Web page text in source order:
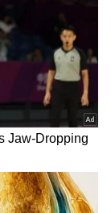
దగ్గరగా
ఉంచితే..
వెళ్లదు.
గణనీయంగా
తీసుకునే
బాగా